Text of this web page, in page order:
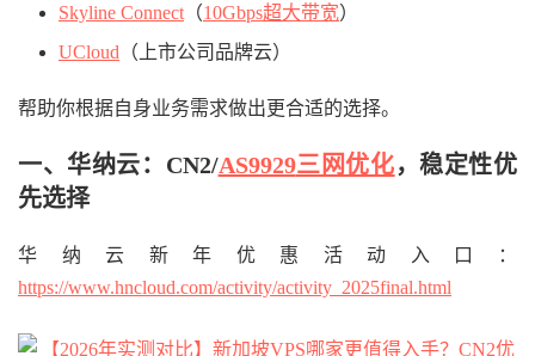
Skyline Connect （10Gbps超大带宽）
UCloud （上市公司品牌云）
帮助你根据自身业务需求做出更合适的选择。
一、华纳云：CN2/AS9929三网优化，稳定性优
先选择
华纳云新年优惠活动入口：
https://www.hncloud.com/activity/activity_2025final.html